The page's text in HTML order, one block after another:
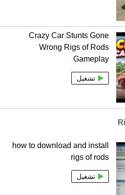
Crazy Car Stunts Gone
Wrong Rigs of Rods
Gameplay
تشغيل
how to download and install
rigs of rods
تشغيل